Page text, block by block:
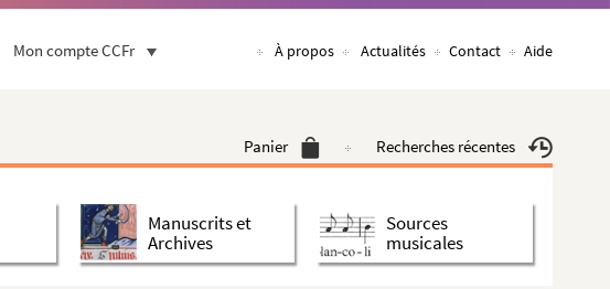
Mon compte CCFr À propos Actualités Contact Aide
Panier Recherches récentes
Manuscrits et
Archives
Sources
musicales